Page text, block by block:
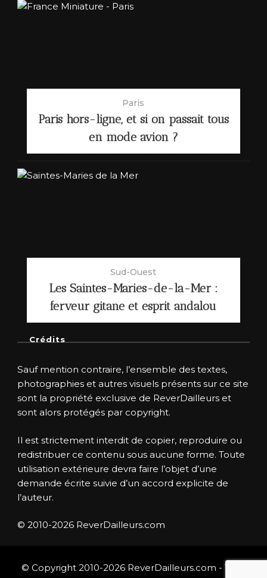
Paris
Paris hors-ligne, et si on passait tous
en mode avion ?
Sud-Ouest
Les Saintes-Maries-de-la-Mer :
ferveur gitane et esprit andalou
Crédits
Sauf mention contraire, l’ensemble des textes,
photographies et autres visuels présents sur ce site
sont la propriété exclusive de ReverDailleurs et
sont alors protégés par copyright.
Il est strictement interdit de copier, reproduire ou
redistribuer ce contenu sous aucune forme. Toute
utilisation extérieure devra faire l’objet d’une
demande écrite suivie d’un accord explicite de
l’auteur.
© 2010-2026 ReverDailleurs.com
© Copyright 2010-2026 ReverDailleurs.com - Tous